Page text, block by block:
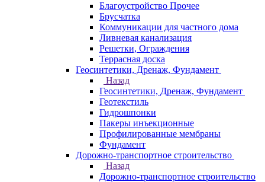
Благоустройство Прочее
Брусчатка
Коммуникации для частного дома
Ливневая канализация
Решетки, Ограждения
Террасная доска
Геосинтетики, Дренаж, Фундамент
Назад
Геосинтетики, Дренаж, Фундамент
Геотекстиль
Гидрошпонки
Пакеры инъекционные
Профилированные мембраны
Фундамент
Дорожно-транспортное строительство
Назад
Дорожно-транспортное строительство